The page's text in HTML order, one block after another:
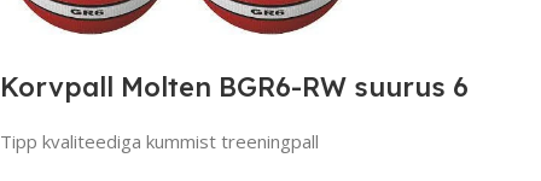
Korvpall Molten BGR6-RW suurus 6
Tipp kvaliteediga kummist treeningpall